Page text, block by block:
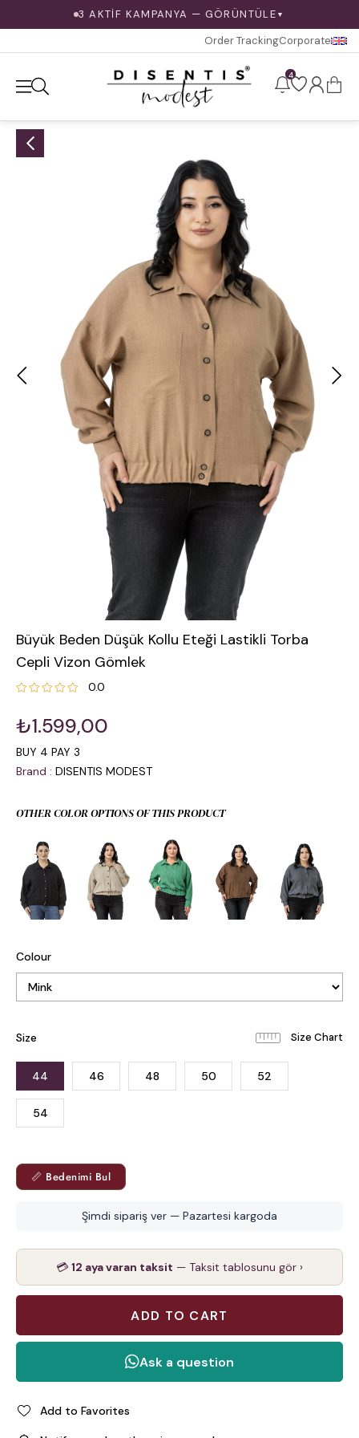
3 AKTİF KAMPANYA — GÖRÜNTÜLE ▼
Order TrackingCorporate
4
Büyük Beden Düşük Kollu Eteği Lastikli Torba
Cepli Vizon Gömlek
0.0
₺1.599,00
BUY 4 PAY 3
Brand : DISENTIS MODEST
OTHER COLOR OPTIONS OF THIS PRODUCT
Colour
Size
44 46 48 50 52
54
📏 Bedenimi Bul
Şimdi sipariş ver — Pazartesi kargoda
💳 12 aya varan taksit — Taksit tablosunu gör ›
Add to Favorites